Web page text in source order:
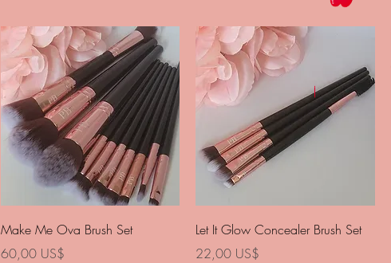
Vista rápida
Make Me Ova Brush Set
Precio
60,00 US$
Vista rápida
Let It Glow Concealer Brush Set
Precio
22,00 US$